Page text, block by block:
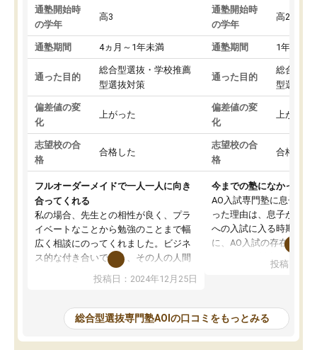
通塾開始時
の学年
高3
通塾期間 4ヵ月～1年未満
通った目的
総合型選抜・学校推薦
型選抜対策
偏差値の変
化
上がった
志望校の合
格
合格した
フルオーダーメイドで一人一人に向き
合ってくれる
私の場合、先生との相性が良く、プラ
イベートなことから勉強のことまで幅
広く相談にのってくれました。ビジネ
ス的な付き合いでなく、その人の人間
性までを適切に把握し、むきあってい
るなぁと強く感じることできました。
と相談すると、他の先生も紹介してく
ださり、客観的なアドバイスもいただ
くことができました（志望理由・自己
投稿日：2024年12月25日
通塾開始時
の学年
高2
通塾期間 1年以上
通った目的
総合型選
型選抜対
偏差値の変
化
上がった
志望校の合
格
合格した
今までの塾になかった
AO入試専門塾に息子を
った理由は、息子が高校
への入試に入る時期に差
に、AO入試の存在を息
たことから、AOIに入塾
で、AO入試を改めて知
それに対しての具体的な
ことでした。更に子供の
投稿日：
総合型選抜専門塾AOIの口コミをもっとみる